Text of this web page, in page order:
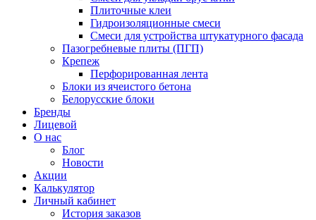
Плиточные клеи
Гидроизоляционные смеси
Смеси для устройства штукатурного фасада
Пазогребневые плиты (ПГП)
Крепеж
Перфорированная лента
Блоки из ячеистого бетона
Белорусские блоки
Бренды
Лицевой
О нас
Блог
Новости
Акции
Калькулятор
Личный кабинет
История заказов